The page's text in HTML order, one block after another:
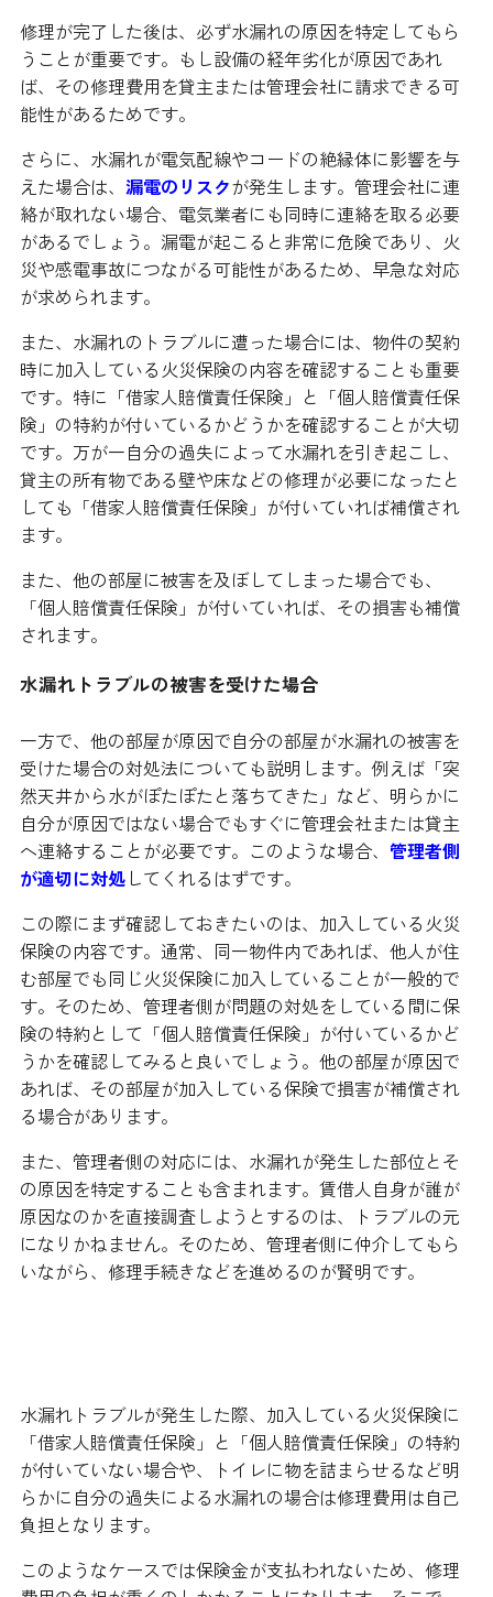
修理が完了した後は、必ず水漏れの原因を特定してもら
うことが重要です。もし設備の経年劣化が原因であれ
ば、その修理費用を貸主または管理会社に請求できる可
能性があるためです。
さらに、水漏れが電気配線やコードの絶縁体に影響を与
えた場合は、 漏電のリスクが発生します。管理会社に連
絡が取れない場合、電気業者にも同時に連絡を取る必要
があるでしょう。漏電が起こると非常に危険であり、火
災や感電事故につながる可能性があるため、早急な対応
が求められます。
また、水漏れのトラブルに遭った場合には、物件の契約
時に加入している火災保険の内容を確認することも重要
です。特に「借家人賠償責任保険」と「個人賠償責任保
険」の特約が付いているかどうかを確認することが大切
です。万が一自分の過失によって水漏れを引き起こし、
貸主の所有物である壁や床などの修理が必要になったと
しても「借家人賠償責任保険」が付いていれば補償され
ます。
また、他の部屋に被害を及ぼしてしまった場合でも、
「個人賠償責任保険」が付いていれば、その損害も補償
されます。
水漏れトラブルの被害を受けた場合
一方で、他の部屋が原因で自分の部屋が水漏れの被害を
受けた場合の対処法についても説明します。例えば「突
然天井から水がぽたぽたと落ちてきた」など、明らかに
自分が原因ではない場合でもすぐに管理会社または貸主
へ連絡することが必要です。このような場合、 管理者側
が適切に対処してくれるはずです。
この際にまず確認しておきたいのは、加入している火災
保険の内容です。通常、同一物件内であれば、他人が住
む部屋でも同じ火災保険に加入していることが一般的で
す。そのため、管理者側が問題の対処をしている間に保
険の特約として「個人賠償責任保険」が付いているかど
うかを確認してみると良いでしょう。他の部屋が原因で
あれば、その部屋が加入している保険で損害が補償され
る場合があります。
また、管理者側の対応には、水漏れが発生した部位とそ
の原因を特定することも含まれます。賃借人自身が誰が
原因なのかを直接調査しようとするのは、トラブルの元
になりかねません。そのため、管理者側に仲介してもら
いながら、修理手続きなどを進めるのが賢明です。
水漏れトラブルが発生した際、加入している火災保険に
「借家人賠償責任保険」と「個人賠償責任保険」の特約
が付いていない場合や、トイレに物を詰まらせるなど明
らかに自分の過失による水漏れの場合は修理費用は自己
負担となります。
このようなケースでは保険金が支払われないため、修理